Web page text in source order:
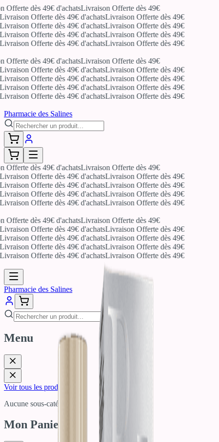
Offerte dès 49€ d'achatsLivraison Offerte dès 49€
Offerte dès 49€ d'achatsLivraison Offerte dès 49€
Offerte dès 49€ d'achatsLivraison Offerte dès 49€
Offerte dès 49€ d'achatsLivraison Offerte dès 49€
Offerte dès 49€ d'achatsLivraison Offerte dès 49€
Offerte dès 49€ d'achatsLivraison Offerte dès 49€
Offerte dès 49€ d'achatsLivraison Offerte dès 49€
Offerte dès 49€ d'achatsLivraison Offerte dès 49€
Offerte dès 49€ d'achatsLivraison Offerte dès 49€
Offerte dès 49€ d'achatsLivraison Offerte dès 49€
Pharmacie des Salines
Offerte dès 49€ d'achatsLivraison Offerte dès 49€
Offerte dès 49€ d'achatsLivraison Offerte dès 49€
Offerte dès 49€ d'achatsLivraison Offerte dès 49€
Offerte dès 49€ d'achatsLivraison Offerte dès 49€
Offerte dès 49€ d'achatsLivraison Offerte dès 49€
Offerte dès 49€ d'achatsLivraison Offerte dès 49€
Offerte dès 49€ d'achatsLivraison Offerte dès 49€
Offerte dès 49€ d'achatsLivraison Offerte dès 49€
Offerte dès 49€ d'achatsLivraison Offerte dès 49€
Offerte dès 49€ d'achatsLivraison Offerte dès 49€
Pharmacie des Salines
Menu
Voir tous les produits
Aucune sous-catégorie
Mon Panier